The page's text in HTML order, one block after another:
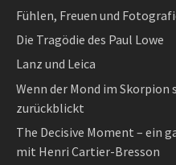
Fühlen, Freuen und
Die Tragödie des Paul Lowe
Lanz und Leica
Wenn der Mond im Skorpion
zurückblickt
The Decisive Moment – ein
mit Henri Cartier-Bresson